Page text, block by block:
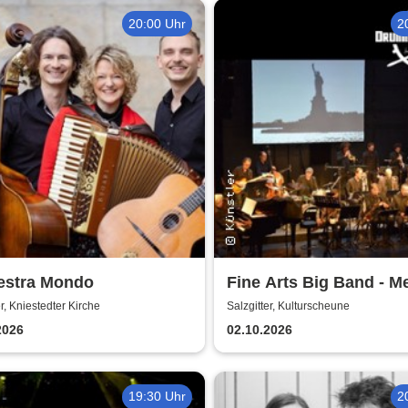
20:00 Uhr
Mondo
Kniestedter Kirche
Fine Arts Big Band -
amerikanischer Traum -
Stories
Salzgitter, Kulturscheune
02.10.2026
19:30 Uhr